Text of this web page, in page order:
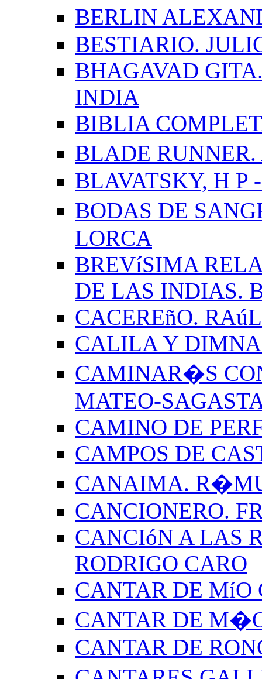
BERLIN
BESTIARIO.
BHAGAVAD
INDIA
BIBLIA
BLADE
BLAVATSKY, H P
BODAS DE
LORCA
BREVíSIMA
DE LAS INDIAS.
CACEREñO.
CALILA Y
CAMINAR�S
MATEO-
CAMINO DE
CAMPOS DE
CANAIMA.
CANCIONERO.
CANCIóN A LAS
RODRIGO CARO
CANTAR DE MíO
CANTAR DE
CANTAR DE